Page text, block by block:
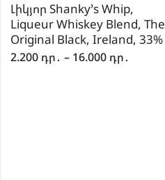
Լիկյոր Shanky’s Whip,
Liqueur Whiskey Blend, The
Original Black, Ireland, 33%
2.200 դր․ – 16.000 դր․